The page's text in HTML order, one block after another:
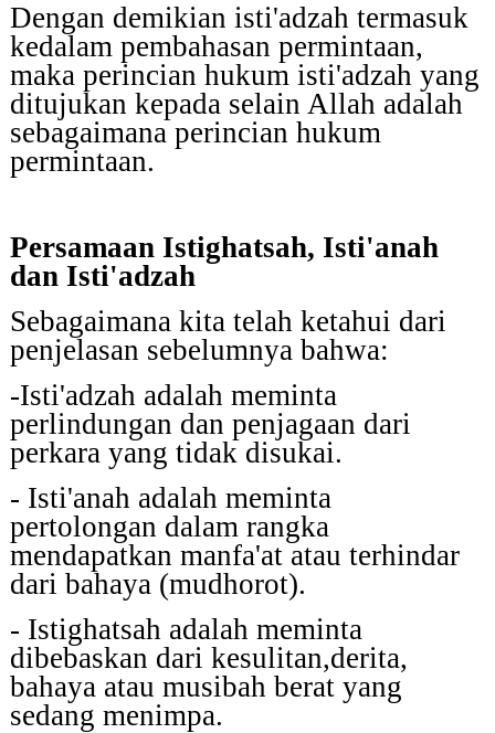
Dengan demikian isti'adzah termasuk
kedalam pembahasan permintaan,
maka perincian hukum isti'adzah yang
ditujukan kepada selain Allah adalah
sebagaimana perincian hukum
permintaan.
Persamaan Istighatsah, Isti'anah
dan Isti'adzah
Sebagaimana kita telah ketahui dari
penjelasan sebelumnya bahwa:
-Isti'adzah adalah meminta
perlindungan dan penjagaan dari
perkara yang tidak disukai.
- Isti'anah adalah meminta
pertolongan dalam rangka
mendapatkan manfa'at atau terhindar
dari bahaya (mudhorot).
- Istighatsah adalah meminta
dibebaskan dari kesulitan,derita,
bahaya atau musibah beratyang
sedang menimpa.